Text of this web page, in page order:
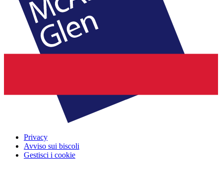
Privacy
Avviso sui biscoli
Gestisci i cookie